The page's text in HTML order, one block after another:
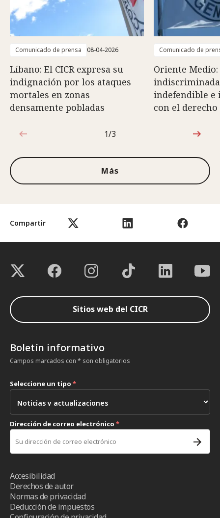
Compartir
Comunicado de prensa 08-04-2026
Líbano: El CICR expresa su
indignación por los ataques
mortales en zonas
densamente pobladas
Comunicado de
Oriente
indefendible e
con el derecho
1de3
1/3
Más
Sitios web del CICR
Boletín informativo
Campos marcados con * son obligatorios
Seleccione un tipo *
Dirección de correo electrónico *
Accesibilidad
Derechos de autor
Normas de privacidad
Deducción de impuestos